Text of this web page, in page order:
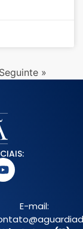
Seguinte »
E-mail: